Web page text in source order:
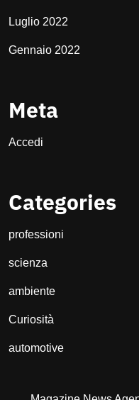
Luglio 2022
Gennaio 2022
Meta
Accedi
Categories
professioni
scienza
ambiente
Curiosità
automotive